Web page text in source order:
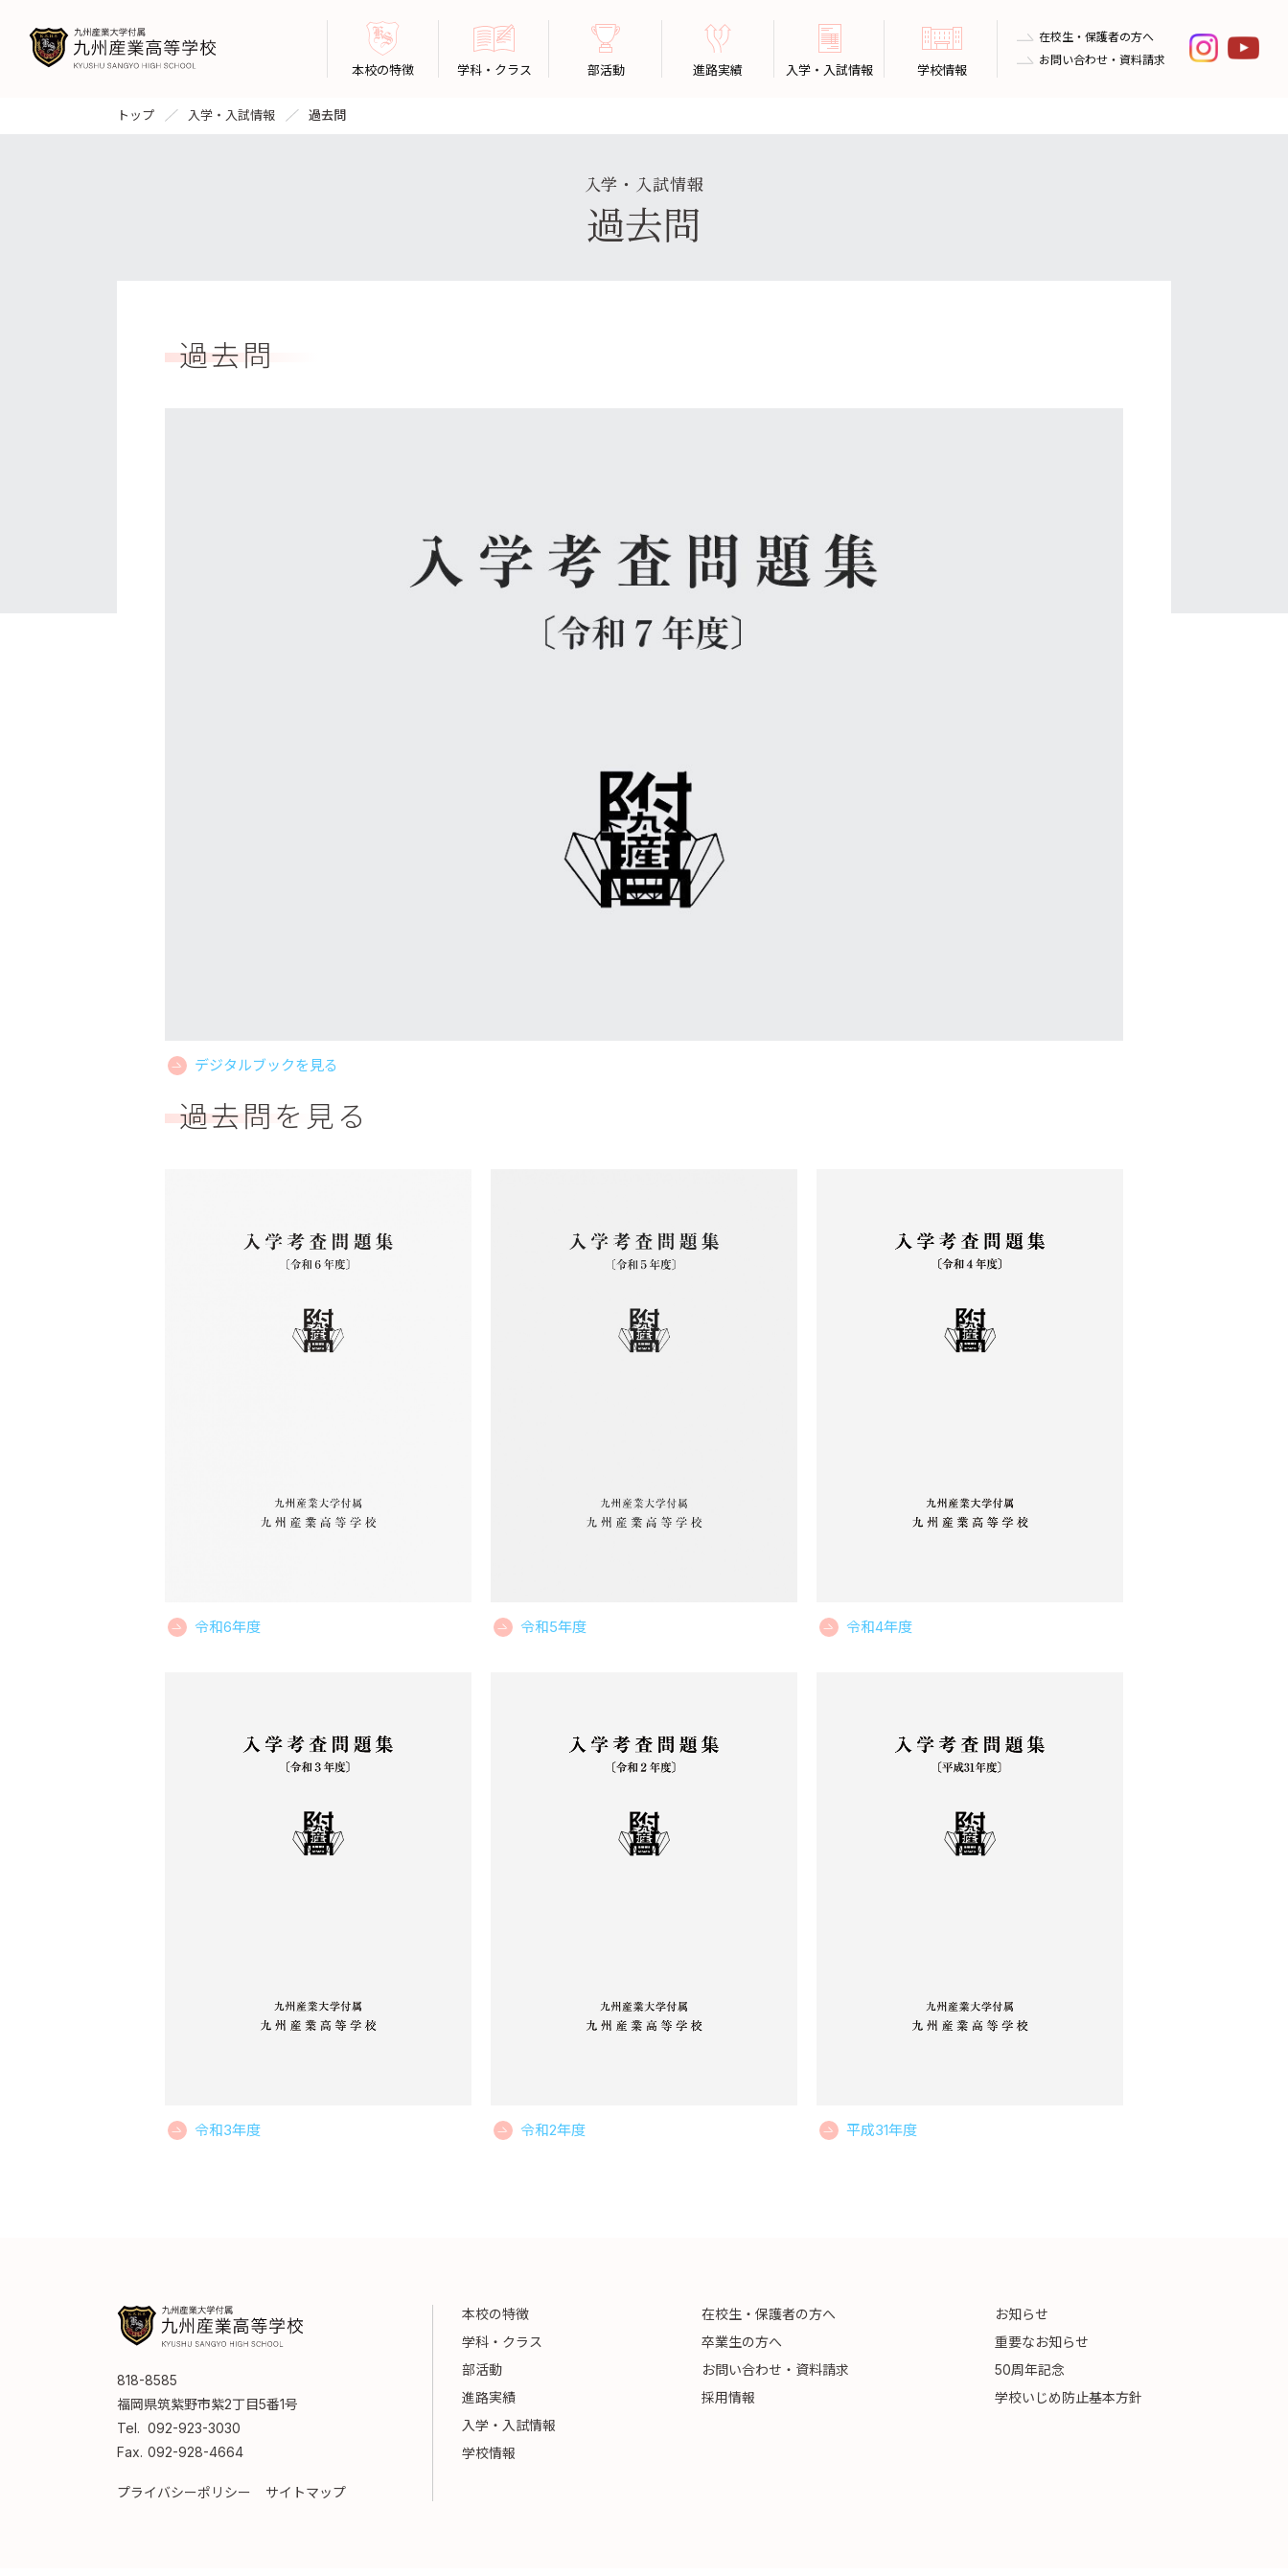
本校の特徴 学科・クラス 部活動 進路実績 入学・入試情報 学校情報
在校生・保護者の方へ
お問い合わせ・資料請求
トップ 入学・入試情報 過去問
入学・入試情報
過去問
過去問
デジタルブックを見る
過去問を見る
令和6年度 令和5年度 令和4年度
令和3年度 令和2年度 平成31年度
818-8585
福岡県筑紫野市紫2丁目5番1号
Tel. 092-923-3030
Fax. 092-928-4664
プライバシーポリシー サイトマップ
本校の特徴
学科・クラス
部活動
進路実績
入学・入試情報
学校情報
在校生・保護者の方へ
卒業生の方へ
お問い合わせ・資料請求
採用情報
お知らせ
重要なお知らせ
50周年記念
学校いじめ防止基本方針